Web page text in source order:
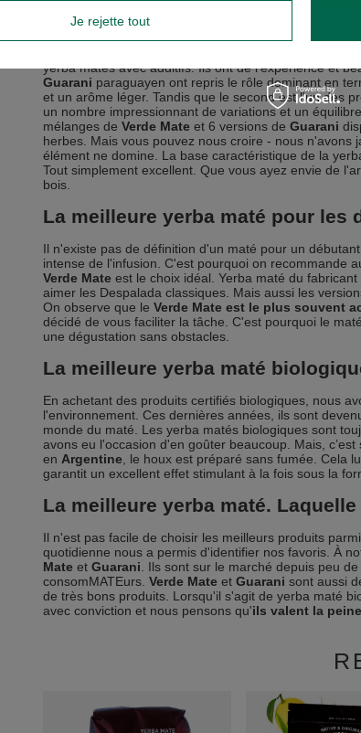
Les meilleurs fabricants de yerba maté veulent que
goût intéressantes. Bien sûr, le nombre de variantes
évitant la hâte et en travaillant soigneusement les
a été un modèle unique
yerba matés avec additifs. Ils ont de l'expérience et
Guarani paraguayen ont repris le rôle dominant en
et un arôme léger. Tandis que le second est l'un des
un nombre impressionnant de variations et un
mélanges de Verde Mate et 6 versions de Guarani
herbes. Mais vous pouvez nous croire - nous
élément ne domine. La base caractéristique de la
Tout simplement excellent. Que vous ayez envie de
bois.
La meilleure yerba maté pour les
Il n'existe pas de définition d'un maté pour un
intense de l'infusion. C'est pourquoi on recommande
Verde Mate est le choix idéal. Yerba maté du
aimer les Despalada classiques. Mais aussi les
On observe que le Verde Mate est le plus souvent
décidé de vous faciliter la tâche. C'est pourquoi le
une dégustation sans obstacles.
La meilleure yerba maté
En achetant des produits certifiés biologiques, nous
l'environnement. Ces dernières années, ils sont
monde du maté. Les yerba matés biologiques sont
avons eu l'occasion d'en goûter beaucoup. Mais, c’est
en Argentine , le houx est préparé sans fumée. Cela
garantit un excellent effet stimulant à la fois sous la
La meilleure yerba maté.
Il n'est pas facile de choisir les meilleurs produits
quotidienne nous a permis d'identifier nos favoris. À
Mate et Guarani . Ils sont sur le marché depuis peu
consomMATEurs. Verde Mate et Guarani sont aussi
de très bons produits. Lorsqu'il s'agit de yerba maté
avec conviction et nous pensons qu'ils valent la
Je rejette tout